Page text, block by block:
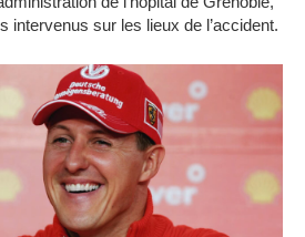
intervenus sur les lieux de l’accident.